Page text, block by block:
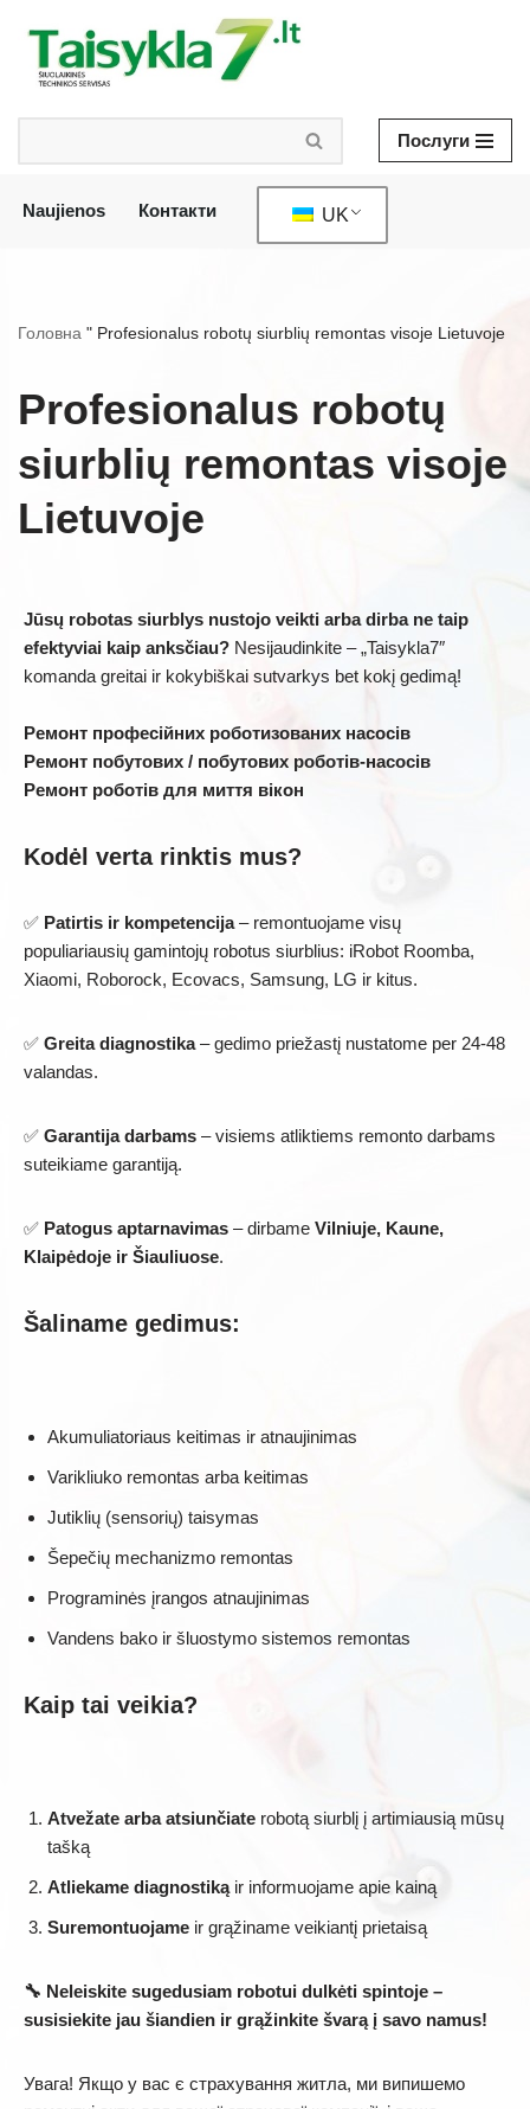
Перейти
змісту
Послуги
Naujienos Контакти UK
Головна " Profesionalus robotų siurblių remontas visoje Lietuvoje
Profesionalus robotų
siurblių remontas visoje
Lietuvoje
Jūsų robotas siurblys nustojo veikti arba dirba ne taip
efektyviai kaip anksčiau? Nesijaudinkite – „Taisykla7″
komanda greitai ir kokybiškai sutvarkys bet kokį gedimą!
Ремонт професійних роботизованих насосів
Ремонт побутових / побутових роботів-насосів
Ремонт роботів для миття вікон
Kodėl verta rinktis mus?
✅ Patirtis ir kompetencija– remontuojame visų
populiariausių gamintojų robotus siurblius: iRobot Roomba,
Xiaomi, Roborock, Ecovacs, Samsung, LG ir kitus.
✅ Greita diagnostika– gedimo priežastį nustatome per 24-48
valandas.
✅ Garantija darbams – visiems atliktiems remonto darbams
suteikiame garantiją.
✅ Patogus aptarnavimas – dirbame Vilniuje, Kaune,
Klaipėdoje ir Šiauliuose.
Šaliname gedimus:
Akumuliatoriaus keitimas ir atnaujinimas
Varikliuko remontas arba keitimas
Jutiklių (sensorių) taisymas
Šepečių mechanizmo remontas
Programinės įrangos atnaujinimas
Vandens bako ir šluostymo sistemos remontas
Kaip tai veikia?
Atvežate arba atsiunčiate robotą siurblį į artimiausią mūsų
tašką
Atliekame diagnostikąir informuojame apie kainą
Suremontuojame ir grąžiname veikiantį prietaisą
🔧 Neleiskite sugedusiam robotui dulkėti spintoje –
susisiekite jau šiandien ir grąžinkite švarą į savo namus!
Увага! Якщо у вас є страхування житла, ми випишемо